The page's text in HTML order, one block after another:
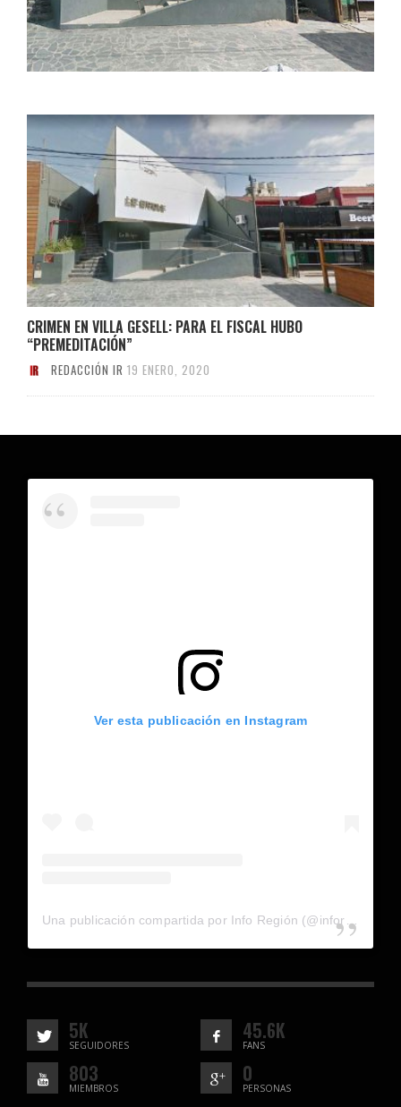
CRIMEN EN VILLA GESELL: PARA EL FISCAL HUBO
“PREMEDITACIÓN”
REDACCIÓN IR 19 ENERO, 2020
Ver esta publicación en Instagram
5K
SEGUIDORES
45.6K
FANS
803
MIEMBROS
0
PERSONAS